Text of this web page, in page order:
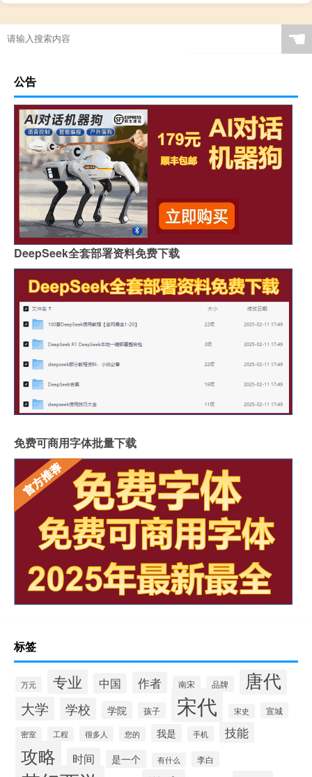
☚
公告
DeepSeek全套部署资料免费下载
免费可商用字体批量下载
标签
万元 专业 中国 作者 南宋 品牌 唐代
大学 学校 学院 孩子 宋代 宋史 宣城
密室 工程 很多人 您的 我是 手机 技能
攻略 时间 是一个 有什么 李白